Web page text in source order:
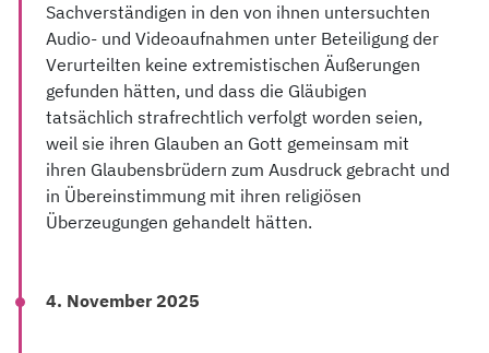
Sachverständigen in den von ihnen untersuchten
Audio- und Videoaufnahmen unter Beteiligung der
Verurteilten keine extremistischen Äußerungen
gefunden hätten, und dass die Gläubigen
tatsächlich strafrechtlich verfolgt worden seien,
weil sie ihren Glauben an Gott gemeinsam mit
ihren Glaubensbrüdern zum Ausdruck gebracht und
in Übereinstimmung mit ihren religiösen
Überzeugungen gehandelt hätten.
4. November 2025